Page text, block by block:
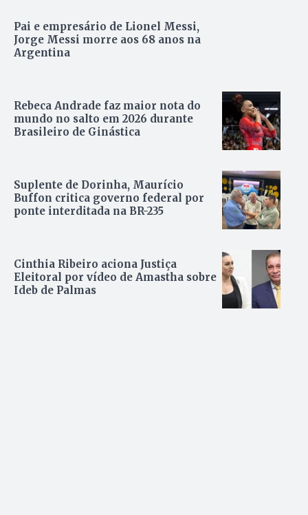
Pai e empresário de Lionel Messi,
Jorge Messi morre aos 68 anos na
Argentina
Rebeca Andrade faz maior nota do
mundo no salto em 2026 durante
Brasileiro de Ginástica
Suplente de Dorinha, Maurício
Buffon critica governo federal por
ponte interditada na BR-235
Cinthia Ribeiro aciona Justiça
Eleitoral por vídeo de Amastha sobre
Ideb de Palmas